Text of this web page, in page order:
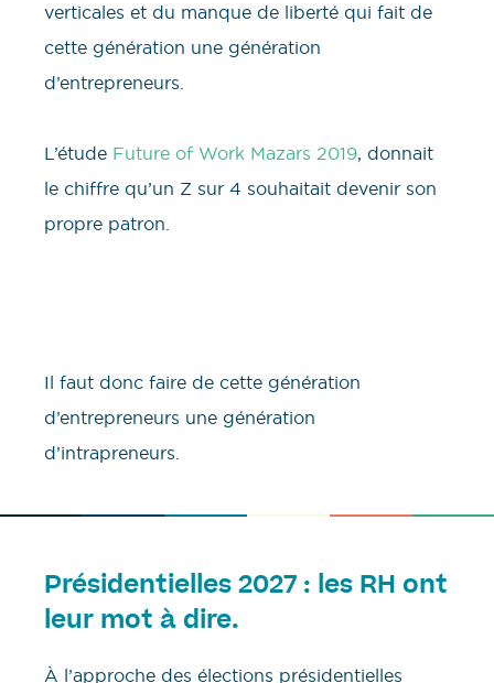
verticales et du manque de liberté qui fait de
cette génération une génération
d’entrepreneurs.
L’étude Future of Work Mazars 2019, donnait
le chiffre qu’un Z sur 4 souhaitait devenir son
propre patron.
Il faut donc faire de cette génération
d’entrepreneurs une génération
d’intrapreneurs.
Présidentielles 2027 : les RH ont
leur mot à dire.
À l’approche des élections présidentielles